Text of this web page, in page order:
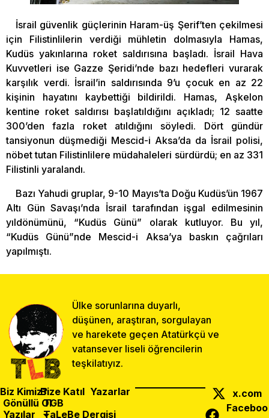
İsrail güvenlik güçlerinin Haram-üş Şerif’ten çekilmesi
için Filistinlilerin verdiği mühletin dolmasıyla Hamas,
Kudüs yakınlarına roket saldırısına başladı. İsrail Hava
Kuvvetleri ise Gazze Şeridi’nde bazı hedefleri vurarak
karşılık verdi. İsrail’in saldırısında 9’u çocuk en az 22
kişinin hayatını kaybettiği bildirildi. Hamas, Aşkelon
kentine roket saldırısı başlatıldığını açıkladı; 12 saatte
300’den fazla roket atıldığını söyledi. Dört gündür
tansiyonun düşmediği Mescid-i Aksa’da da İsrail polisi,
nöbet tutan Filistinlilere müdahaleleri sürdürdü; en az 331
Filistinli yaralandı.
Bazı Yahudi gruplar, 9-10 Mayıs’ta Doğu Kudüs’ün 1967
Altı Gün Savaşı’nda İsrail tarafından işgal edilmesinin
yıldönümünü, “Kudüs Günü” olarak kutluyor. Bu yıl,
“Kudüs Günü”nde Mescid-i Aksa’ya baskın çağrıları
yapılmıştı.
Ülke sorunlarına duyarlı,
düşünen, araştıran, sorgulayan
ve harekete geçen Atatürkçü ve
vatansever liseli öğrencilerin
teşkilatıyız.
Biz Kimiz?
Gönüllü Ol
Yazılar
Bize Katıl Yazarlar
TGB
TaLeBe Dergisi
x.com
Faceboo